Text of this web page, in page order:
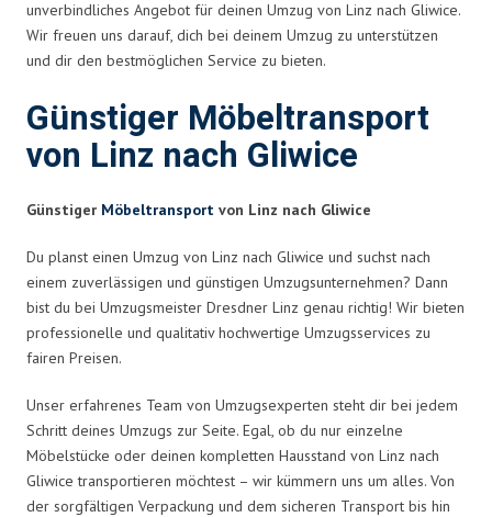
unverbindliches Angebot für deinen Umzug von Linz nach Gliwice.
Wir freuen uns darauf, dich bei deinem Umzug zu unterstützen
und dir den bestmöglichen Service zu bieten.
Günstiger Möbeltransport
von Linz nach Gliwice
Günstiger Möbeltransport von Linz nach Gliwice
Du planst einen Umzug von Linz nach Gliwice und suchst nach
einem zuverlässigen und günstigen Umzugsunternehmen? Dann
bist du bei Umzugsmeister Dresdner Linz genau richtig! Wir bieten
professionelle und qualitativ hochwertige Umzugsservices zu
fairen Preisen.
Unser erfahrenes Team von Umzugsexperten steht dir bei jedem
Schritt deines Umzugs zur Seite. Egal, ob du nur einzelne
Möbelstücke oder deinen kompletten Hausstand von Linz nach
Gliwice transportieren möchtest – wir kümmern uns um alles. Von
der sorgfältigen Verpackung und dem sicheren Transport bis hin